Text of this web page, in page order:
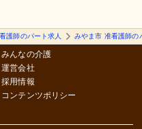
護師のパート求人 みやま市 准看護師の
みんなの介護
運営会社
採用情報
コンテンツポリシー